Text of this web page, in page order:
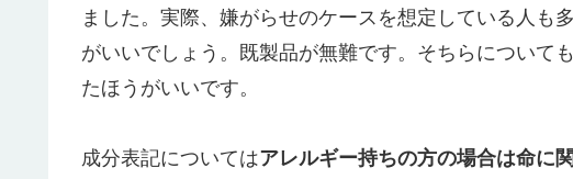
ました。実際、嫌がらせのケースを想定している人も
がいいでしょう。既製品が無難です。そちらについて
たほうがいいです。
成分表記についてはアレルギー持ちの方の場合は命に